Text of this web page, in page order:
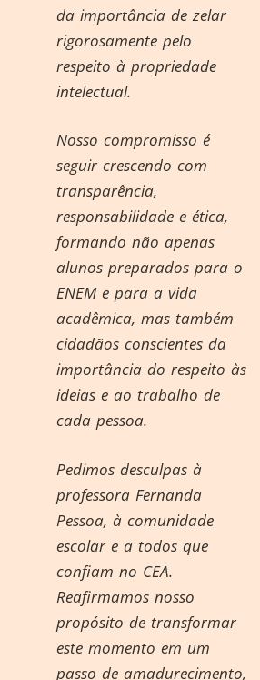
da importância de zelar
rigorosamente pelo
respeito à propriedade
intelectual.
Nosso compromisso é
seguir crescendo com
transparência,
responsabilidade e ética,
formando não apenas
alunos preparados para o
ENEM e para a vida
acadêmica, mas também
cidadãos conscientes da
importância do respeito às
ideias e ao trabalho de
cada pessoa.
Pedimos desculpas à
professora Fernanda
Pessoa, à comunidade
escolar e a todos que
confiam no CEA.
Reafirmamos nosso
propósito de transformar
este momento em um
passo de amadurecimento,